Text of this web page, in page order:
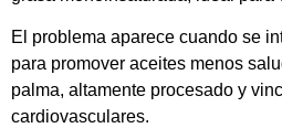
El problema aparece cuando se
para promover aceites menos
palma, altamente procesado y
cardiovasculares.